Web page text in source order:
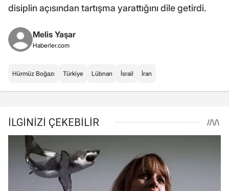
disiplin açısından tartışma yarattığını dile getirdi.
Melis Yaşar
Haberler.com
Hürmüz Boğazı Türkiye Lübnan İsrail İran